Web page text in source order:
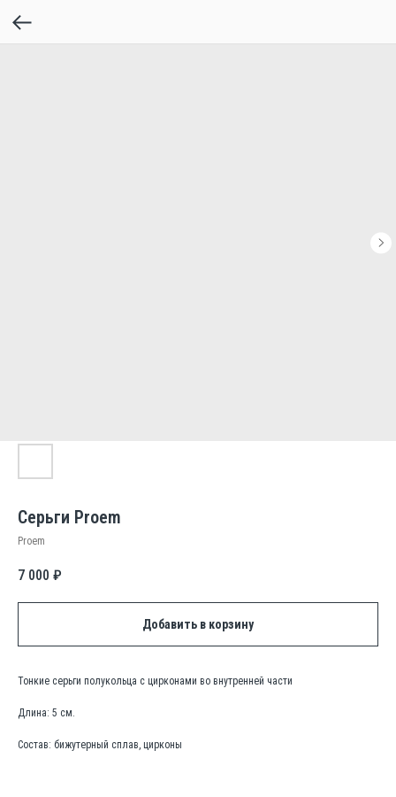
Серьги Proem
Proem
7 000 ₽
Добавить в корзину
Тонкие серьги полукольца с цирконами во внутренней части
Длина: 5 см.
Состав: бижутерный сплав, цирконы